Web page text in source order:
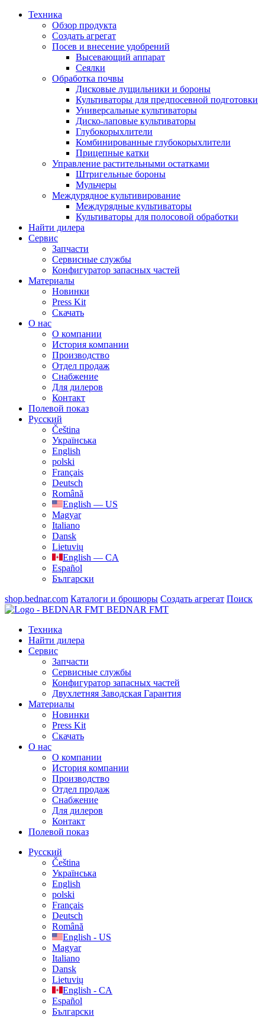
Техника
Обзор продукта
Создать агрегат
Посев и внесение удобрений
Высевающий аппарат
Сеялки
Oбработка почвы
Дисковые лущильники и бороны
Культиваторы для предпосевной подготовки
Универсальные культиваторы
Диско-лаповые культиваторы
Глубокорыхлители
Комбинированные глубокорыхлители
Прицепные катки
Управление растительными остатками
Штригельные бороны
Мульчеры
Междурядное культивирование
Междурядные культиваторы
Культиваторы для полосовой обработки
Найти дилера
Сервис
Запчасти
Сервисные службы
Конфигуратор запасных частей
Материалы
Новинки
Press Kit
Скачать
О нас
О компании
История компании
Производство
Отдел продаж
Cнабжение
Для дилеров
Контакт
Полевой показ
Русский
Čeština
Українська
English
polski
Français
Deutsch
Română
English — US
Magyar
Italiano
Dansk
Lietuvių
English — CA
Español
Български
shop.bednar.com Каталоги и брошюры Создать агрегат Поиск
BEDNAR FMT
Техника
Найти дилера
Сервис
Запчасти
Сервисные службы
Конфигуратор запасных частей
Двухлетняя Заводская Гарантия
Материалы
Новинки
Press Kit
Скачать
О нас
О компании
История компании
Производство
Отдел продаж
Cнабжение
Для дилеров
Контакт
Полевой показ
Русский
Čeština
Українська
English
polski
Français
Deutsch
Română
English - US
Magyar
Italiano
Dansk
Lietuvių
English - CA
Español
Български